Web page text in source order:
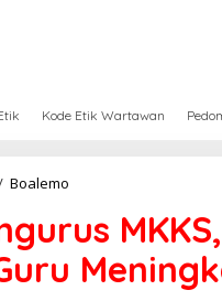
Kode Etik Wartawan
Boalemo
n